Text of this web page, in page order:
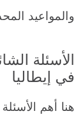
والمواعيد
الأسئلة
في إيطاليا
هنا أهم